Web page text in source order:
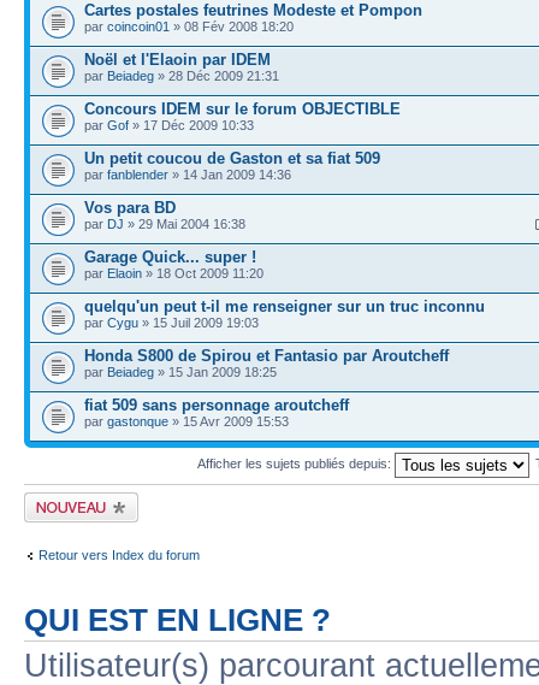
Cartes postales feutrines Modeste et Pompon
par coincoin01 » 08 Fév 2008 18:20
Noël et l'Elaoin par IDEM
par Beiadeg » 28 Déc 2009 21:31
Concours IDEM sur le forum OBJECTIBLE
par Gof » 17 Déc 2009 10:33
Un petit coucou de Gaston et sa fiat 509
par fanblender » 14 Jan 2009 14:36
Vos para BD
par DJ » 29 Mai 2004 16:38
Garage Quick... super !
par Elaoin » 18 Oct 2009 11:20
quelqu'un peut t-il me renseigner sur un truc inconnu
par Cygu » 15 Juil 2009 19:03
Honda S800 de Spirou et Fantasio par Aroutcheff
par Beiadeg » 15 Jan 2009 18:25
fiat 509 sans personnage aroutcheff
par gastonque » 15 Avr 2009 15:53
Afficher les sujets publiés depuis:
Publier un nouveau
sujet
Retour vers Index du forum
QUI EST EN LIGNE ?
Utilisateur(s) parcourant